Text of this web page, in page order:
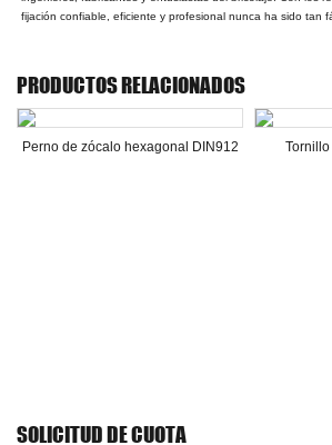
fijación confiable, eficiente y profesional nunca ha sido tan
PRODUCTOS RELACIONADOS
Perno de zócalo hexagonal DIN912
SOLICITUD DE CUOTA